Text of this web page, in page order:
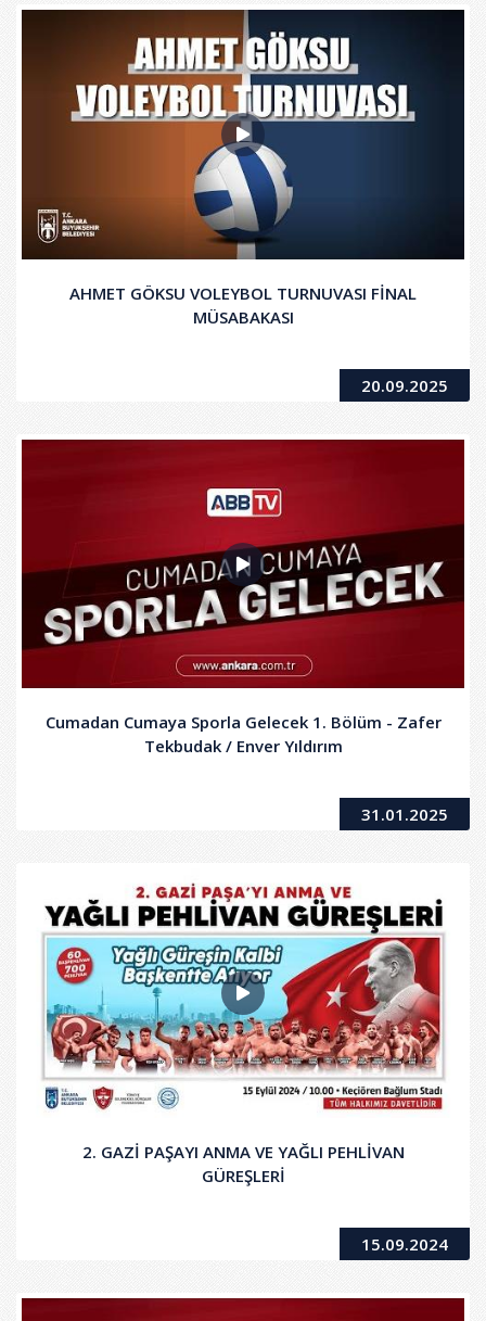
AHMET GÖKSU VOLEYBOL TURNUVASI FİNAL
MÜSABAKASI
20.09.2025
Cumadan Cumaya Sporla Gelecek 1. Bölüm - Zafer
Tekbudak / Enver Yıldırım
31.01.2025
2. GAZİ PAŞAYI ANMA VE YAĞLI PEHLİVAN
GÜREŞLERİ
15.09.2024